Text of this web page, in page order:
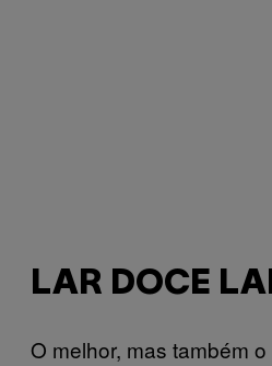
LAR DOCE
O melhor, mas também